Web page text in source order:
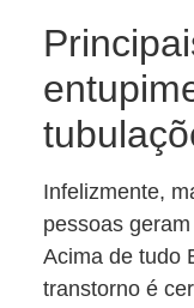
Infelizmente,
pessoas
Acima de tudo
transtorno é